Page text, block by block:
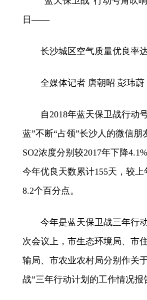
日——
长沙城区空气质量优良率达
全媒体记者 唐朝昭 彭玮蔚
自2018年蓝天保卫战行动号
蓝”不断“占领”长沙人的微信朋
SO2浓度分别较2017年下降
今年优良天数累计155天，较
8.2个百分点。
今年是蓝天保卫战三年行动
次会议上，市生态环境局、市
输局、市农业农村局分别作关
战”三年行动计划的工作情况报